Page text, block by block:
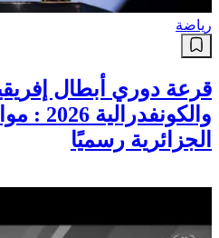
رياضة
قرعة دوري أبطال
الجزائرية رسميًا